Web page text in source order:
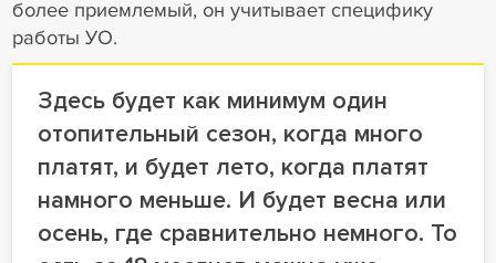
более приемлемый, он учитывает специфику
работы УО.
Здесь будет как минимум один
отопительный сезон, когда много
платят, и будет лето, когда платят
намного меньше. И будет весна или
осень, где сравнительно немного. То